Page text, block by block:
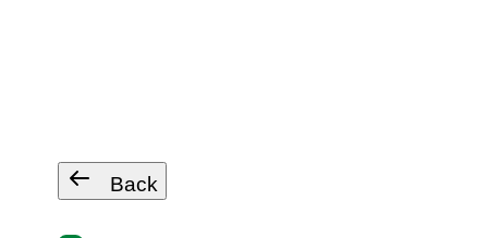
Back